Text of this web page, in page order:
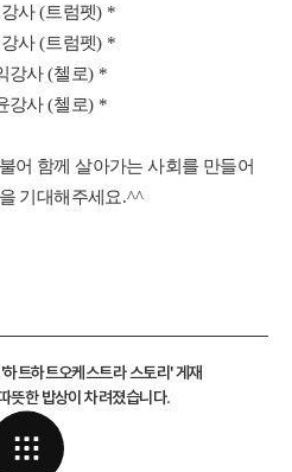
강사(트럼펫) *
강사(트럼펫) *
강사(첼로) *
강사(첼로) *
어 함께 살아가는 사회를 만들어
기대해주세요.^^
트하트오케스트라 스토리' 게재
뜻한 밥상이 차려졌습니다.